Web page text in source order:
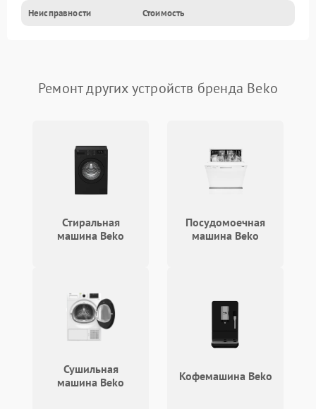
Неисправности Стоимость
Ремонт других устройств бренда Beko
Стиральная
машина Beko
Посудомоечная
машина Beko
Сушильная
машина Beko
Кофемашина Beko